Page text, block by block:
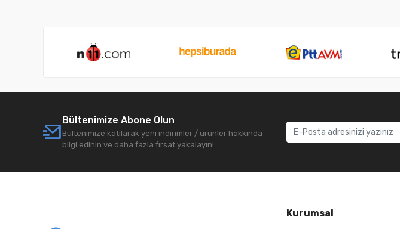
Bültenimize Abone Olun
Bültenimize katılarak yeni indirimler / ürünler hakkında
bilgi edinin ve daha fazla fırsat yakalayın!
Kurumsal